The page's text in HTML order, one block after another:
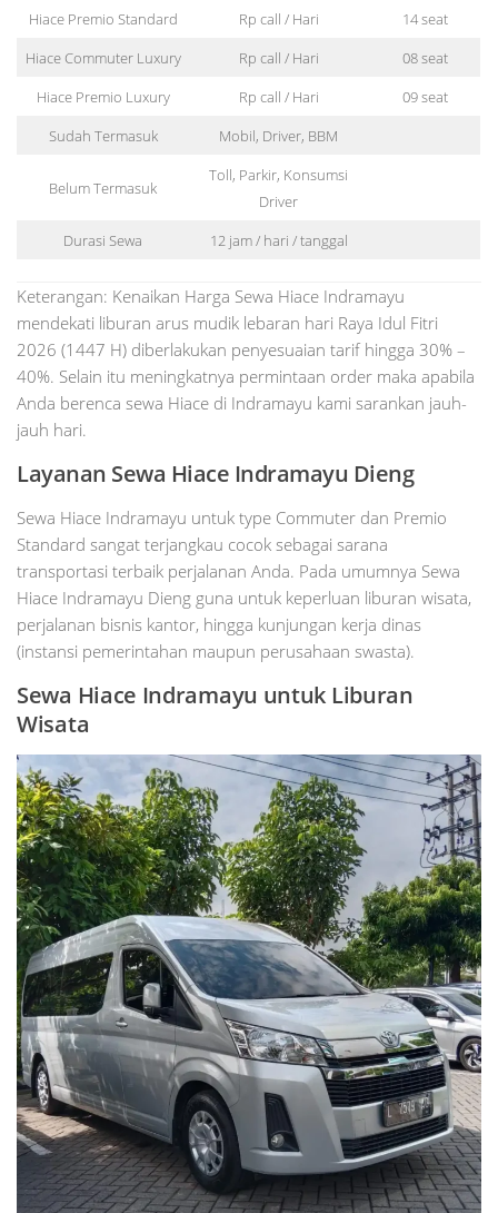
Hiace Premio Standard Rp call / Hari
14 seat
Hiace Commuter Luxury
Rp call / Hari
08 seat
Hiace Premio Luxury
Rp call / Hari
09 seat
Sudah Termasuk
Mobil, Driver, BBM
Belum Termasuk
Toll, Parkir, Konsumsi
Driver
Durasi Sewa
12 jam / hari / tanggal
Keterangan: Kenaikan Harga Sewa Hiace Indramayu
mendekati liburan arus mudik lebaran hari Raya Idul Fitri
2026 (1447 H) diberlakukan penyesuaian tarif hingga 30% –
40%. Selain itu meningkatnya permintaan order maka apabila
Anda berenca sewa Hiace di Indramayu kami sarankan jauh-
jauh hari.
Layanan Sewa Hiace Indramayu Dieng
Sewa Hiace Indramayu untuk type Commuter dan Premio
Standard sangat terjangkau cocok sebagai sarana
transportasi terbaik perjalanan Anda. Pada umumnya Sewa
Hiace Indramayu Dieng guna untuk keperluan liburan wisata,
perjalanan bisnis kantor, hingga kunjungan kerja dinas
(instansi pemerintahan maupun perusahaan swasta).
Sewa Hiace Indramayu untuk Liburan
Wisata